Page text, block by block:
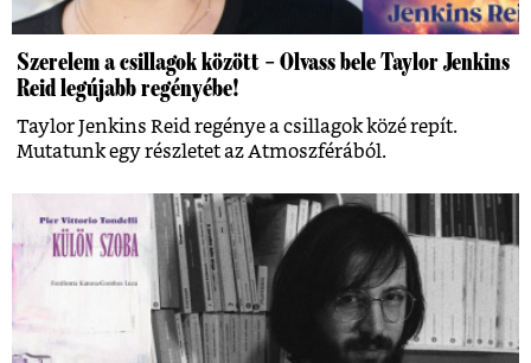
Szerelem a csillagok között – Olvass bele Taylor Jenkins
Reid legújabb regényébe!
Taylor Jenkins Reid regénye a csillagok közé repít.
Mutatunk egy részletet az Atmoszférából.